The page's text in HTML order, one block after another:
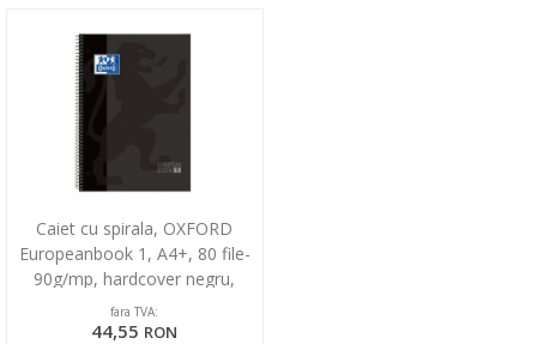
Caiet cu spirala, OXFORD
Europeanbook 1, A4+, 80 file-
90g/mp, hardcover negru,
Scribzee-mate
fara TVA:
44,55 RON